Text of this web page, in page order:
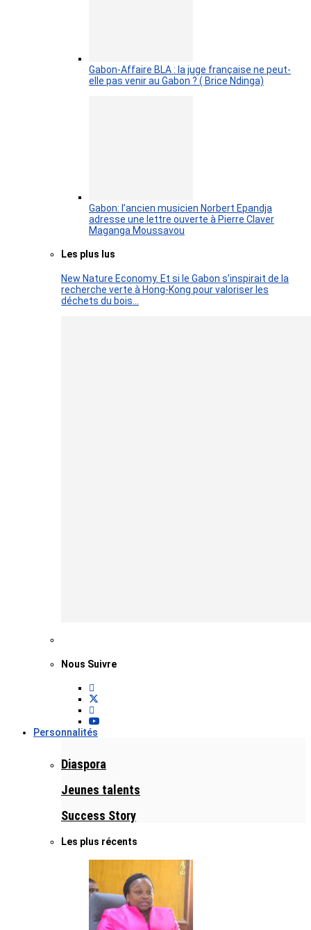
Gabon-Affaire BLA : la juge française ne peut-
elle pas venir au Gabon ? ( Brice Ndinga)
Gabon: l’ancien musicien Norbert Epandja
adresse une lettre ouverte à Pierre Claver
Maganga Moussavou
Les plus lus
New Nature Economy. Et si le Gabon s’inspirait de la
recherche verte à Hong-Kong pour valoriser les
déchets du bois…
Nous Suivre
Personnalités
Diaspora
Jeunes talents
Success Story
Les plus récents